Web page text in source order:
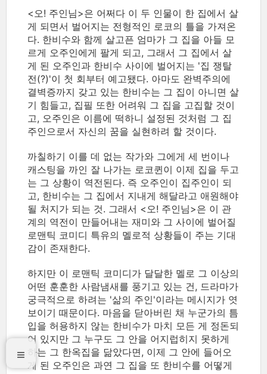
<오! 주인님>은 어쩌다 이 두 인물이 한 집에서 살
게 되면서 벌어지는 전형적인 로코의 틀을 가져온
다. 한비수와 함께 살고픈 엄마가 그 집을 아들 모
르게 오주인에게 팔게 되고, 그래서 그 집에서 살
게 된 오주인과 한비수 사이에 벌어지는 '집 쟁탈
전(?)'이 첫 회부터 예고됐다. 아마도 완벽주의에
결벽증까지 갖고 있는 한비수는 그 집이 아니면 살
기 힘들고, 집필 또한 어려워 그 집을 고집할 것이
고, 오주인은 이름에 떡하니 설정된 것처럼 그 집
주인으로서 자신의 꿈을 실현하려 할 것이다.
까칠하기 이를 데 없는 작가와 그에게 세 번이나
캐스팅을 까인 잘 나가는 로코퀸이 이제 집을 두고
는 그 상황이 역전된다. 즉 오주인이 집주인이 되
고, 한비수는 그 집에서 지내게 해달라고 애원해야
될 처지가 되는 것. 그래서 <오! 주인님>은 이 관
계의 역전이 만들어내는 재미와 그 사이에 벌어질
로맨틱 코미디 특유의 멜로적 상황들이 주는 기대
감이 존재한다.
하지만 이 로맨틱 코미디가 달달한 멜로 그 이상의
어떤 훈훈한 사람냄새를 풍기고 있는 건, 드라마가
궁극적으로 하려는 '삶의 주인'이라는 메시지가 엿
보이기 때문이다. 마음을 닫아버린 채 누군가의 틈
입을 허용하지 않는 한비수가 마치 모든 게 정돈되
어 있지만 그 누구도 그 안을 어지럽히지 못하게
하는 그 한옥집을 닮았다면, 이제 그 안에 들어오
게 된 오주인은 과연 그 집을 또 한비수를 어떻게